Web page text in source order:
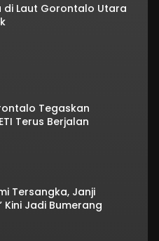
di Laut Gorontalo Utara
Tegaskan
Terus Berjalan
Tersangka, Janji
Kini Jadi Bumerang